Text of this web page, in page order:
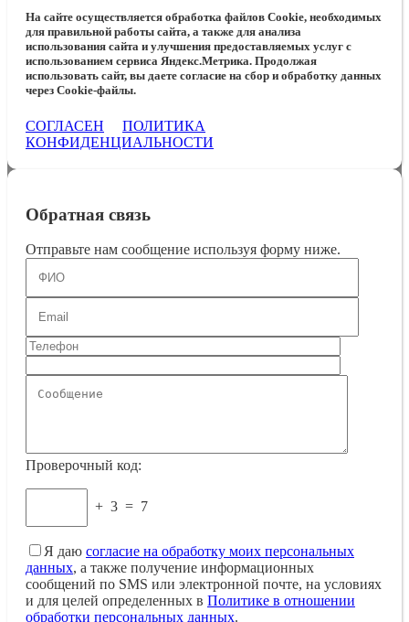
На сайте осуществляется обработка файлов Cookie, необходимых
для правильной работы сайта, а также для анализа
использования сайта и улучшения предоставляемых услуг с
использованием сервиса Яндекс.Метрика. Продолжая
использовать сайт, вы даете согласие на сбор и обработку данных
через Cookie-файлы.
СОГЛАСЕН
ПОЛИТИКА
КОНФИДЕНЦИАЛЬНОСТИ
Обратная связь
Отправьте нам сообщение используя форму ниже.
Проверочный код:
+ 3 = 7
Я даю согласие на обработку моих персональных
данных, а также получение информационных
сообщений по SMS или электронной почте, на условиях
и для целей определенных в Политике в отношении
обработки персональных данных.